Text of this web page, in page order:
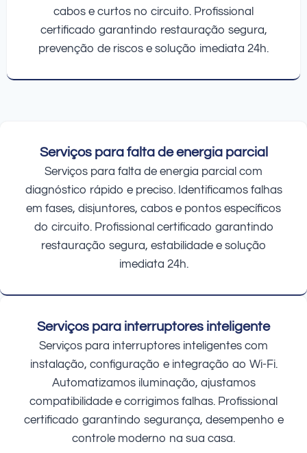
cabos e curtos no circuito. Profissional
certificado garantindo restauração segura,
prevenção de riscos e solução imediata 24h.
Serviços para falta de energia parcial
Serviços para falta de energia parcial com
diagnóstico rápido e preciso. Identificamos falhas
em fases, disjuntores, cabos e pontos específicos
do circuito. Profissional certificado garantindo
restauração segura, estabilidade e solução
imediata 24h.
Serviços para interruptores inteligente
Serviços para interruptores inteligentes com
instalação, configuração e integração ao Wi-Fi.
Automatizamos iluminação, ajustamos
compatibilidade e corrigimos falhas. Profissional
certificado garantindo segurança, desempenho e
controle moderno na sua casa.